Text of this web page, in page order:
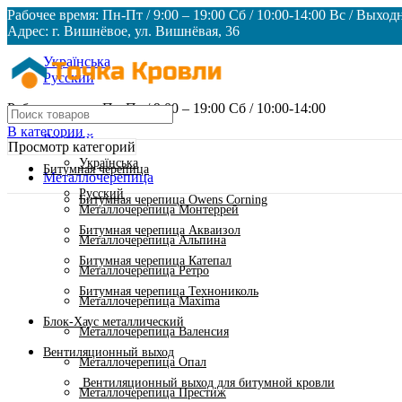
Рабочее время: Пн-Пт / 9:00 – 19:00 Сб / 10:00-14:00 Вс /
Адрес: г. Вишнёвое, ул. Вишнёвая, 36
Українська
Русский
Рабочее время: Пн-Пт / 9:00 – 19:00 Сб / 10:00-14:00
Русский
Українська
Русский
В категории
Битумная черепица
Битумная черепица Owens Corning
Битумная черепица Акваизол
Битумная черепица Катепал
Битумная черепица Технониколь
Блок-Хаус металлический
Вентиляционный выход
Вентиляционный выход для битумной кровли
Просмотр категорий
Металлочерепица
Металлочерепица Монтеррей
Металлочерепица Альпина
Металлочерепица Ретро
Металлочерепица Maxima
Металлочерепица Валенсия
Металлочерепица Опал
Металлочерепица Престиж